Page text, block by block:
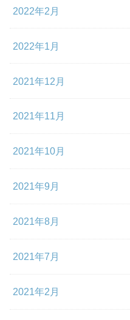
2022年2月
2022年1月
2021年12月
2021年11月
2021年10月
2021年9月
2021年8月
2021年7月
2021年2月